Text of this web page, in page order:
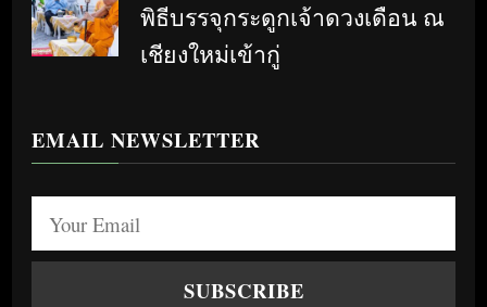
พิธีบรรจุกระดูกเจ้าดวงเดือน ณ
เชียงใหม่เข้ากู่
EMAIL NEWSLETTER